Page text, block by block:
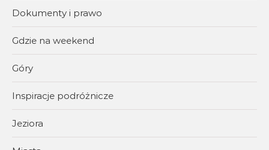
Dokumenty i prawo
Gdzie na weekend
Góry
Inspiracje podróżnicze
Jeziora